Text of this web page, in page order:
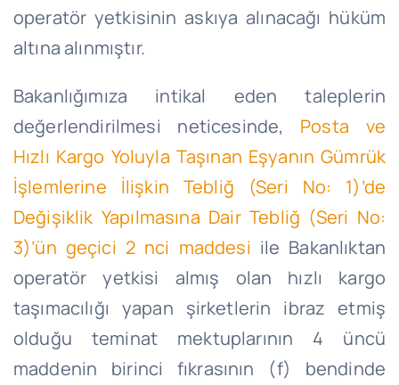
operatör yetkisinin askıya alınacağı hüküm
altına alınmıştır.
Bakanlığımıza intikal eden taleplerin
değerlendirilmesi neticesinde, Posta ve
Hızlı Kargo Yoluyla Taşınan Eşyanın Gümrük
İşlemlerine İlişkin Tebliğ (Seri No: 1)’de
Değişiklik Yapılmasına Dair Tebliğ (Seri No:
3)’ün geçici 2 nci maddesi ile Bakanlıktan
operatör yetkisi almış olan hızlı kargo
taşımacılığı yapan şirketlerin ibraz etmiş
olduğu teminat mektuplarının 4 üncü
maddenin birinci fıkrasının (f) bendinde